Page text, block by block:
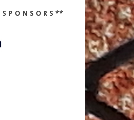
P O N S O R S **